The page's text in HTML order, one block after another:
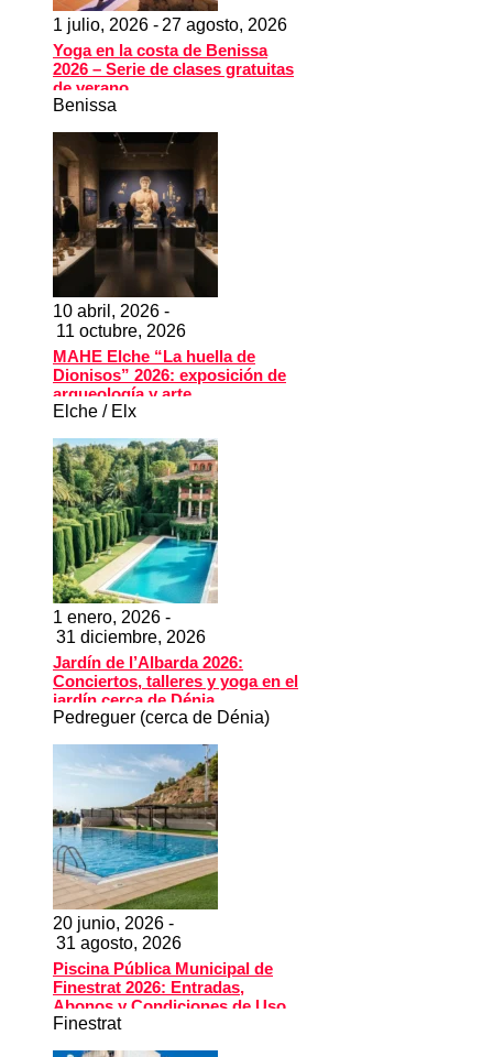
1 julio, 2026 - 27 agosto, 2026
Yoga en la costa de Benissa
2026 – Serie de clases gratuitas
de verano
Benissa
10 abril, 2026 -
11 octubre, 2026
MAHE Elche “La huella de
Dionisos” 2026: exposición de
arqueología y arte
Elche / Elx
1 enero, 2026 -
31 diciembre, 2026
Jardín de l’Albarda 2026:
Conciertos, talleres y yoga en el
jardín cerca de Dénia
Pedreguer (cerca de Dénia)
20 junio, 2026 -
31 agosto, 2026
Piscina Pública Municipal de
Finestrat 2026: Entradas,
Abonos y Condiciones de Uso
Finestrat